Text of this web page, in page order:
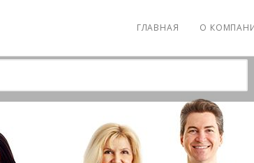
ГЛАВНАЯ О